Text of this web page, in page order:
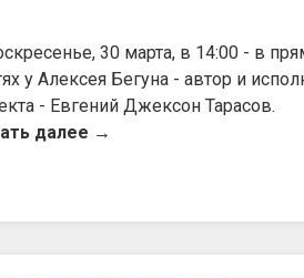
30 марта, в 14:00 - в
у Алексея Бегуна - автор и
- Евгений Джексон Тарасов.
далее →